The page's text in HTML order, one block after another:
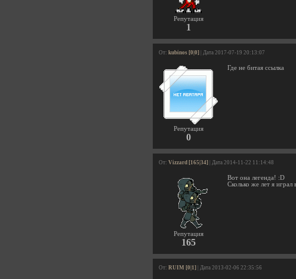
Репутация
1
От: kubinos [0|0] | Дата 2017-07-19 20:13:07
Репутация
0
Где не битая ссылка
От: Vizzard [165|34] | Дата 2014-11-22 11:14:48
Репутация
165
Вот она легенда! :D
Сколько же лет я играл
От: RUIM [0|1] | Дата 2013-02-06 22:35:56